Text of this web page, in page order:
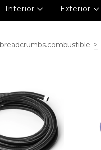
Interior Exterior
breadcrumbs.combustible >